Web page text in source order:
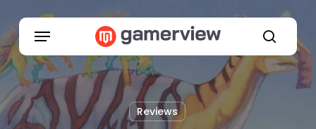
main
content
search
Menu
Reviews